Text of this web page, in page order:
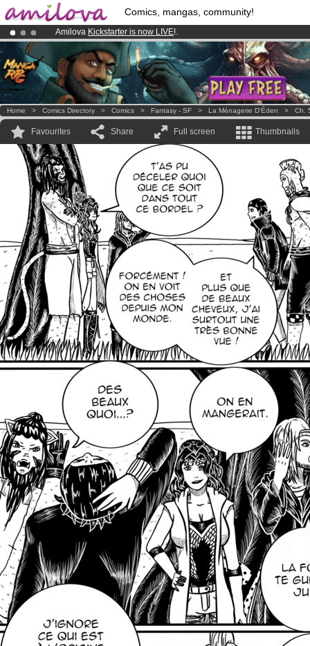
Comics, mangas, community!
Amilova Kickstarter is now LIVE!.
Premium membership from3.95 eurosper month !Get membership
Already 100000membersand 1000 comics & mangas!.
Home > Comics Directory > Comics > Fantasy - SF > La Ménagerie D'Éden > Ch.
Favourites Share Full screen Thumbnails